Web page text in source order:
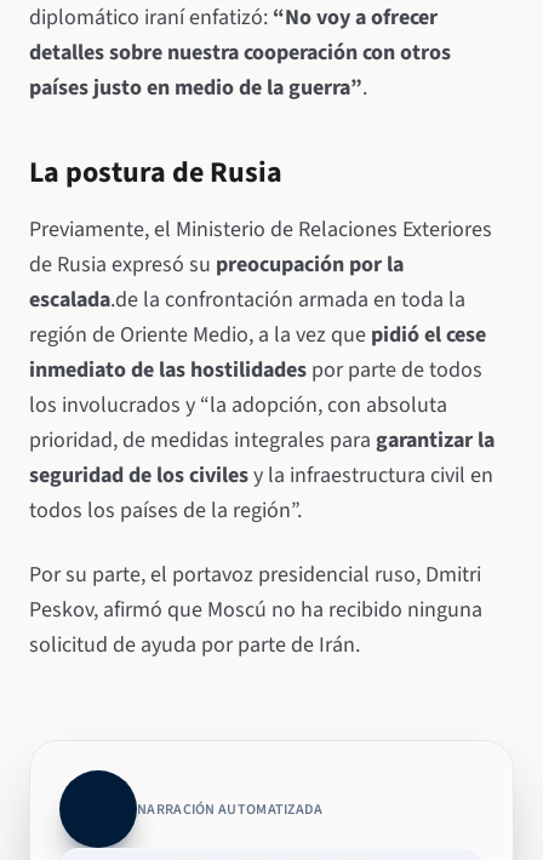
diplomático iraní enfatizó: “No voy a ofrecer
detalles sobre nuestra cooperación con otros
países justo en medio de la guerra”.
La postura de Rusia
Previamente, el Ministerio de Relaciones Exteriores
de Rusia expresó su preocupación por la
escalada.de la confrontación armada en toda la
región de Oriente Medio, a la vez que pidió el cese
inmediato de las hostilidades por parte de todos
los involucrados y “la adopción, con absoluta
prioridad, de medidas integrales para garantizar la
seguridad de los civilesy la infraestructura civil en
todos los países de la región”.
Por su parte, el portavoz presidencial ruso, Dmitri
Peskov, afirmó que Moscú no ha recibido ninguna
solicitud de ayuda por parte de Irán.
NARRACIÓN AUTOMATIZADA